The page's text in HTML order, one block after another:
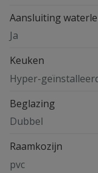
Aansluiting
Ja
Keuken
Hyper-
Beglazing
Dubbel
Raamkozijn
pvc